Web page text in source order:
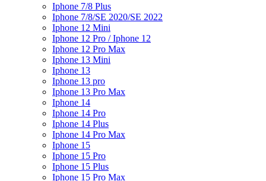
Iphone 7/8 Plus
Iphone 7/8/SE 2020/SE 2022
Iphone 12 Mini
Iphone 12 Pro / Iphone 12
Iphone 12 Pro Max
Iphone 13 Mini
Iphone 13
Iphone 13 pro
Iphone 13 Pro Max
Iphone 14
Iphone 14 Pro
Iphone 14 Plus
Iphone 14 Pro Max
Iphone 15
Iphone 15 Pro
Iphone 15 Plus
Iphone 15 Pro Max